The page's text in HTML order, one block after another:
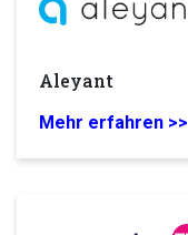
Aleyant
Mehr erfahren >>